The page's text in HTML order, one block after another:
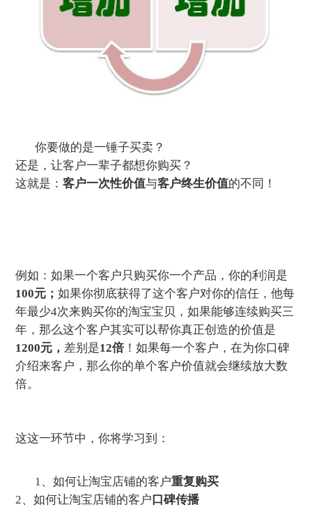
你要做的是一锤子买卖？
还是，让客户一辈子都想你购买？
这就是：客户一次性价值与客户终生价值的不同！
例如：如果一个客户只购买你一个产品，你的利润是
100元；如果你彻底获得了这个客户对你的信任，他每
年最少4次来购买你的淘宝宝贝，如果能够连续购买三
年，那么这个客户其实可以帮你真正创造的价值是
1200元， 差别是12倍！如果每一个客户，在为你口碑
介绍来客户，那么你的单个客户价值就会继续放大数
倍。
这这一环节中，你将学习到：
1、如何让淘宝店铺的客户重复购买
2、如何让淘宝店铺的客户口碑传播